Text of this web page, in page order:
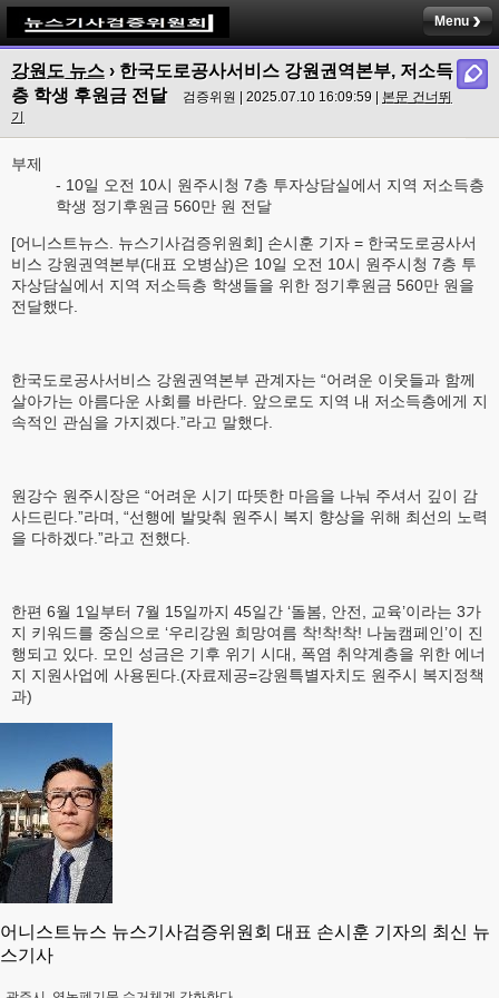
Menu
강원도 뉴스 › 한국도로공사서비스 강원권역본부, 저소득
층 학생 후원금 전달
검증위원 | 2025.07.10 16:09:59 | 본문 건너뛰
기
부제
- 10일 오전 10시 원주시청 7층 투자상담실에서 지역 저소득층
학생 정기후원금 560만 원 전달
[어니스트뉴스. 뉴스기사검증위원회] 손시훈 기자 = 한국도로공사서
비스 강원권역본부(대표 오병삼)은 10일 오전 10시 원주시청 7층 투
자상담실에서 지역 저소득층 학생들을 위한 정기후원금 560만 원을
전달했다.
한국도로공사서비스 강원권역본부 관계자는 “어려운 이웃들과 함께
살아가는 아름다운 사회를 바란다. 앞으로도 지역 내 저소득층에게 지
속적인 관심을 가지겠다.”라고 말했다.
원강수 원주시장은 “어려운 시기 따뜻한 마음을 나눠 주셔서 깊이 감
사드린다.”라며, “선행에 발맞춰 원주시 복지 향상을 위해 최선의 노력
을 다하겠다.”라고 전했다.
한편 6월 1일부터 7월 15일까지 45일간 ‘돌봄, 안전, 교육’이라는 3가
지 키워드를 중심으로 ‘우리강원 희망여름 착!착!착! 나눔캠페인’이 진
행되고 있다. 모인 성금은 기후 위기 시대, 폭염 취약계층을 위한 에너
지 지원사업에 사용된다.(자료제공=강원특별자치도 원주시 복지정책
과)
어니스트뉴스 뉴스기사검증위원회 대표 손시훈 기자의 최신 뉴
스기사